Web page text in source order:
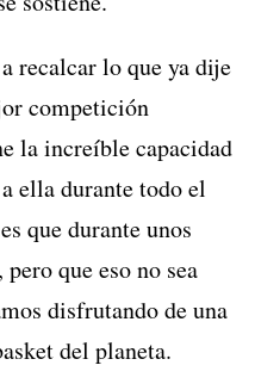
recalcar lo que ya dije
competición
la increíble capacidad
ella durante todo el
que durante unos
que eso no sea
disfrutando de una
del planeta.